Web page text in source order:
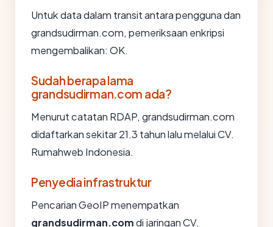
Untuk data dalam transit antara pengguna dan
grandsudirman.com, pemeriksaan enkripsi
mengembalikan: OK.
Sudah berapa lama
grandsudirman.com ada?
Menurut catatan RDAP, grandsudirman.com
didaftarkan sekitar 21.3 tahun lalu melalui CV.
Rumahweb Indonesia.
Penyedia infrastruktur
Pencarian GeoIP menempatkan
grandsudirman.comdi jaringan CV.